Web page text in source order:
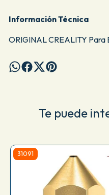
Información Técnica
ORIGINAL CREALITY Para
Te puede
31091